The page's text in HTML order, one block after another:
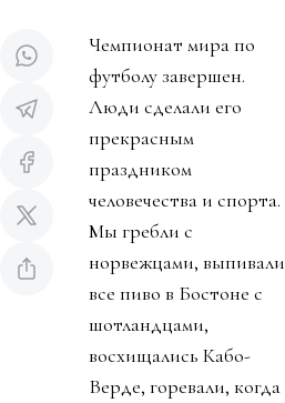
Чемпионат мира по
футболу завершен.
Люди сделали его
прекрасным
праздником
человечества и спорта.
Мы гребли с
норвежцами, выпивали
все пиво в Бостоне с
шотландцами,
восхищались Кабо-
Верде, горевали, когда